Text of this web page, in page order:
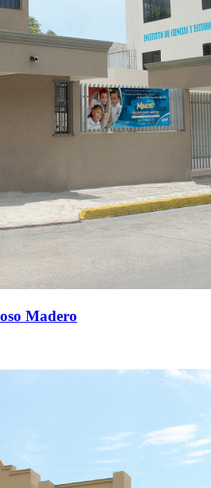
Madero